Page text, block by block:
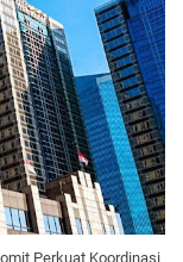
Perkuat Koordinasi